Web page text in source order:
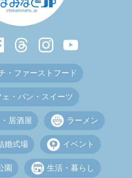
・ファーストフード
ェ・パン・スイーツ
居酒屋 ラーメン
婚式場 イベント
園 生活・暮らし